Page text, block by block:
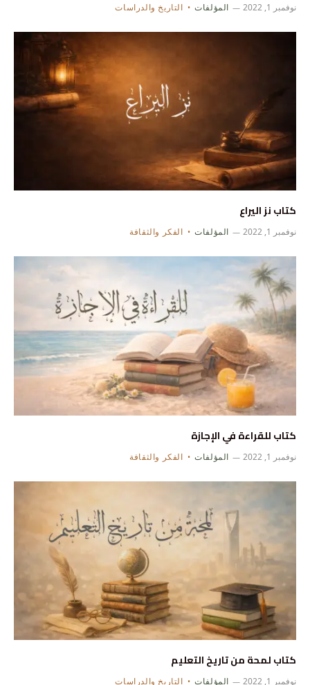
نوفمبر 1, 2022 المؤلفات التاريخ والدراسات
كتاب نز اليراع
نوفمبر 1, 2022 المؤلفات الفكر والثقافة
كتاب للقراءة في الإجازة
نوفمبر 1, 2022 المؤلفات الفكر والثقافة
كتاب لمحة من تاريخ التعليم
نوفمبر 1, 2022 المؤلفات التاريخ والدراسات